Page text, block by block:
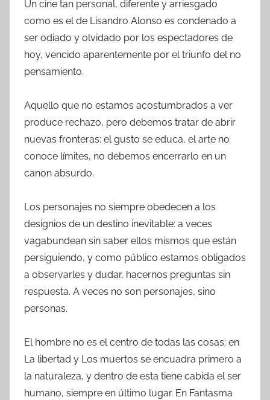
Un cine tan personal, diferente y arriesgado
como es el de Lisandro Alonso es condenado a
ser odiado y olvidado por los espectadores de
hoy, vencido aparentemente por el triunfo del no
pensamiento.
Aquello que no estamos acostumbrados a ver
produce rechazo, pero debemos tratar de abrir
nuevas fronteras: el gusto se educa, el arte no
conoce límites, no debemos encerrarlo en un
canon absurdo.
Los personajes no siempre obedecen a los
designios de un destino inevitable: a veces
vagabundean sin saber ellos mismos que están
persiguiendo, y como público estamos obligados
a observarles y dudar, hacernos preguntas sin
respuesta. A veces no son personajes, sino
personas.
El hombre no es el centro de todas las cosas: en
La libertad y Los muertos se encuadra primero a
la naturaleza, y dentro de esta tiene cabida el ser
humano, siempre en último lugar. En Fantasma